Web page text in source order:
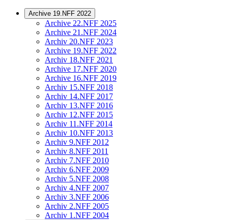
Archive 19.NFF 2022
Archive 22.NFF 2025
Archive 21.NFF 2024
Archiv 20.NFF 2023
Archive 19.NFF 2022
Archiv 18.NFF 2021
Archive 17.NFF 2020
Archive 16.NFF 2019
Archiv 15.NFF 2018
Archiv 14.NFF 2017
Archiv 13.NFF 2016
Archiv 12.NFF 2015
Archiv 11.NFF 2014
Archiv 10.NFF 2013
Archiv 9.NFF 2012
Archiv 8.NFF 2011
Archiv 7.NFF 2010
Archiv 6.NFF 2009
Archiv 5.NFF 2008
Archiv 4.NFF 2007
Archiv 3.NFF 2006
Archiv 2.NFF 2005
Archiv 1.NFF 2004